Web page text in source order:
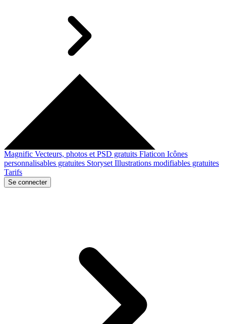
Magnific Vecteurs, photos et PSD gratuits Flaticon Icônes
personnalisables gratuites Storyset Illustrations modifiables gratuites
Tarifs
Se connecter